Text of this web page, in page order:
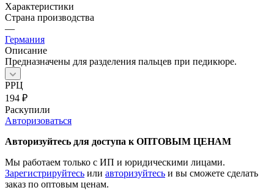
Характеристики
Страна производства
—
Германия
Описание
Предназначены для разделения пальцев при педикюре.
РРЦ
194 ₽
Раскупили
Авторизоваться
Авторизуйтесь для доступа к ОПТОВЫМ ЦЕНАМ
Мы работаем только с ИП и юридическими лицами.
Зарегистрируйтесь или авторизуйтесь и вы сможете сделать
заказ по оптовым ценам.